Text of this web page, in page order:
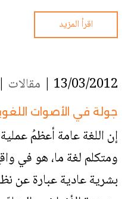
اقرأ المزيد
13/03/2012 | مقالات |
جولة في الأصوات
إن اللغة عامة أعظمُ
ومتكلم لغة ما، هو في
بشرية عادية عبارة عن